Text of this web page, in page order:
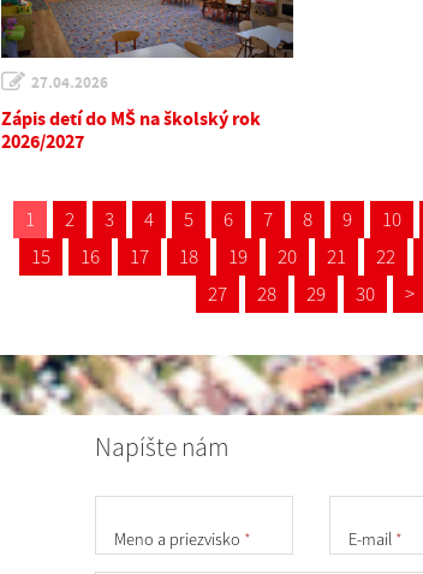
27.04.2026
Zápis detí do MŠ na školský rok
2026/2027
1 2 3 4 5 6 7 8 9 10
15
16 17 18 19 20 21 22
27
28 29 30 >
Napíšte nám
Meno a priezvisko * E-mail *